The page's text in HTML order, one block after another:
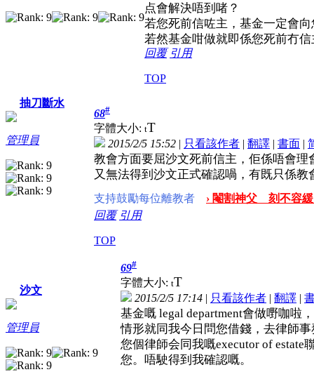
点會解決唔到啫？
若您死前信咗主，基金一定會
若然基金咁做就即係您死前冇信
回覆 引用
TOP
抽刀斷水
管理員
68#
字體大小: tT
2015/2/5 15:52 | 只看該作者 | 翻譯 | 書面 |
教會方面要屈沙文死前信主，佢係唔會
又無法得到沙文正式確認喎，有既只係
支持鼓勵每位離教者
› 閹割神父 刻不容緩
回覆 引用
TOP
沙文
管理員
69#
字體大小: tT
2015/2/5 17:14 | 只看該作者 | 翻譯 |
基金嘅 legal department會做嘢咖啦
情形就同我今日問您借錢，去律師
您個律師会同我嘅executor of
您。唔駛得到我確認嘅。